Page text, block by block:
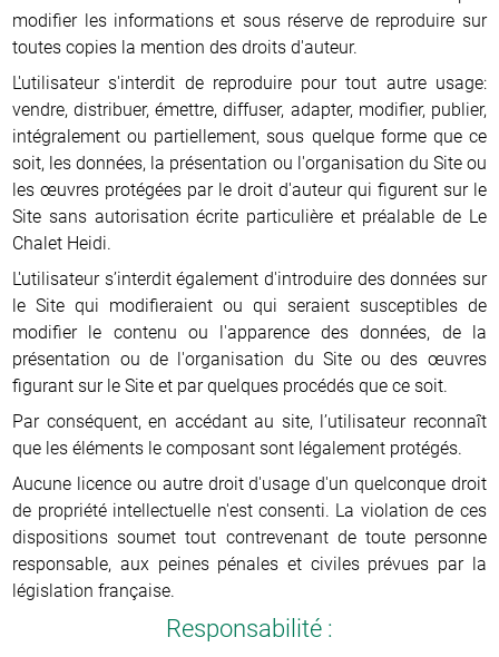
modifier les informations et sous réserve de reproduire sur
toutes copies la mention des droits d'auteur.
L'utilisateur s'interdit de reproduire pour tout autre usage:
vendre, distribuer, émettre, diffuser, adapter, modifier, publier,
intégralement ou partiellement, sous quelque forme que ce
soit, les données, la présentation ou l'organisation du Site ou
les œuvres protégées par le droit d'auteur qui figurent sur le
Site sans autorisation écrite particulière et préalable de Le
Chalet Heidi.
L'utilisateur s’interdit également d'introduire des données sur
le Site qui modifieraient ou qui seraient susceptibles de
modifier le contenu ou l'apparence des données, de la
présentation ou de l'organisation du Site ou des œuvres
figurant sur le Site et par quelques procédés que ce soit.
Par conséquent, en accédant au site, l’utilisateur reconnaît
que les éléments le composant sont légalement protégés.
Aucune licence ou autre droit d'usage d'un quelconque droit
de propriété intellectuelle n'est consenti. La violation de ces
dispositions soumet tout contrevenant de toute personne
responsable, aux peines pénales et civiles prévues par la
législation française.
Responsabilité :